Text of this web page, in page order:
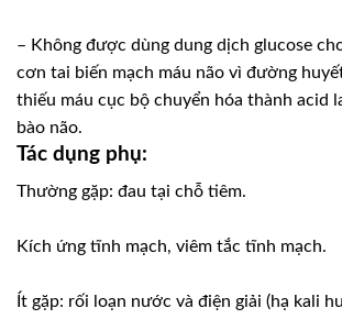
– Không được dùng dung dịch glucose
cơn tai biến mạch máu não vì đường
thiếu máu cục bộ chuyển hóa thành acid
bào não.
Tác dụng phụ:
Thường gặp: đau tại chỗ tiêm.
Kích ứng tĩnh mạch, viêm tắc tĩnh mạch.
Ít gặp: rối loạn nước và điện giải (hạ kali